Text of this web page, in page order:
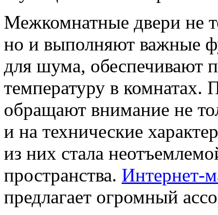
Межкомнатные двери не
но и выполняют важные
для шума, обеспечивают
температуру в комнатах.
обращают внимание не
и на технические
из них стала
пространства. Интернет-
предлагает огромный